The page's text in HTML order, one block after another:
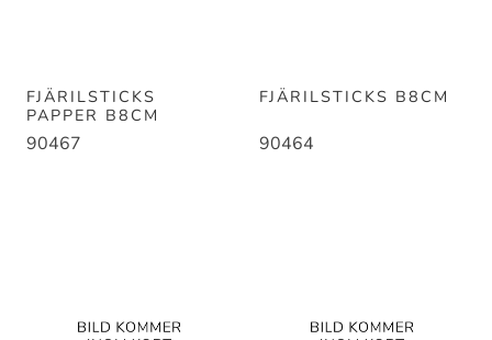
FJÄRILSTICKS
PAPPER B8CM
90467
FJÄRILSTICKS B8CM
90464